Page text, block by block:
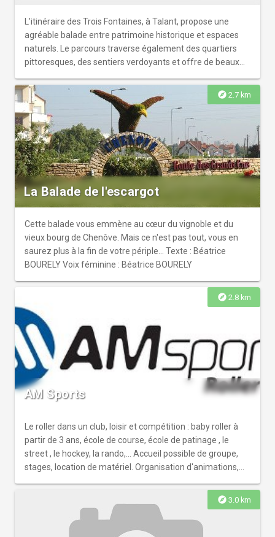
trouvent dans un parc paysager à Source-Seine, où une
grotte romantique englobe une nymphe surplombant la
principale source du fleuve. C’est ici aussi que vous
pourrez marcher sur le premier pont le franchissant. Enfin
la source de la Douix qui était il y a longtemps un lieu de
culte celtique, qui célébrait la divinité des gouffres. Le
GR®2, au fil de la Seine est un périple qui vaut le détour !
L’itinéraire des Trois Fontaines, à Talant, propose une
agréable balade entre patrimoine historique et espaces
naturels. Le parcours traverse également des quartiers
pittoresques, des sentiers verdoyants et offre de beaux
promenade idéale pour profiter d’un cadre calme tout en
explorant le patrimoine local de Talant.
explore 2.7 km
La Balade de l'escargot
Cette balade vous emmène au cœur du vignoble et du
vieux bourg de Chenôve. Mais ce n'est pas tout, vous en
saurez plus à la fin de votre périple... Texte : Béatrice
BOURELY Voix féminine : Béatrice BOURELY
explore 2.8 km
AM Sports
Le roller dans un club, loisir et compétition : baby roller à
partir de 3 ans, école de course, école de patinage , le
street , le hockey, la rando,... Accueil possible de groupe,
stages, location de matériel. Organisation d'animations,
protections. Organisateur du Roller Marathon de Dijon
explore 3.0 km